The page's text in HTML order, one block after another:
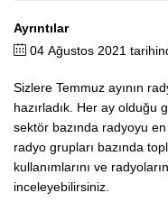
Ayrıntılar
04 Ağustos 2021
Sizlere Temmuz ayının
hazırladık. Her ay olduğu
sektör bazında radyoyu
radyo grupları bazında
kullanımlarını ve
inceleyebilirsiniz.